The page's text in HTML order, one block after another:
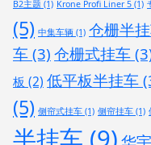
B2主题 (1) Krone Profi Liner 5 (1)
(5) 中集车辆 (1) 仓栅半
车 (3) 仓栅式挂车
板 (2) 低平板半挂车
(5) 侧帘式挂车 (1) 侧帘挂车 (1)